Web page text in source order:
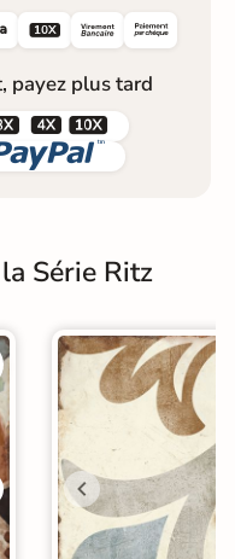

payez plus tard

Série Ritz